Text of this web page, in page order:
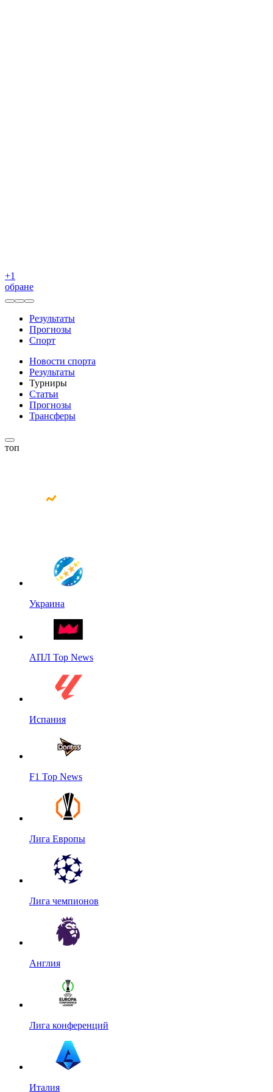
+1
обране
Результаты
Прогнозы
Спорт
Новости спорта
Результаты
Турниры
Статьи
Прогнозы
Трансферы
топ
Украина
АПЛ Top News
Испания
F1 Top News
Лига Европы
Лига чемпионов
Англия
Лига конференций
Италия